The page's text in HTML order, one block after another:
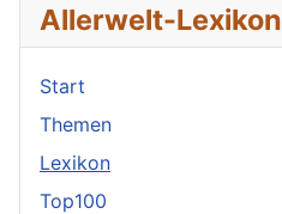
Allerwelt-Lexikon
Start
Themen
Lexikon
Top100